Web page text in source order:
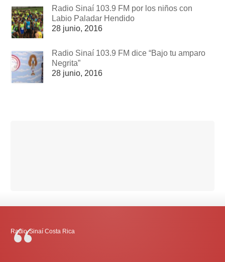
Radio Sinaí 103.9 FM por los niños con
Labio Paladar Hendido
28 junio, 2016
Radio Sinaí 103.9 FM dice “Bajo tu amparo
Negrita”
28 junio, 2016
Radio-Sinaí Costa Rica